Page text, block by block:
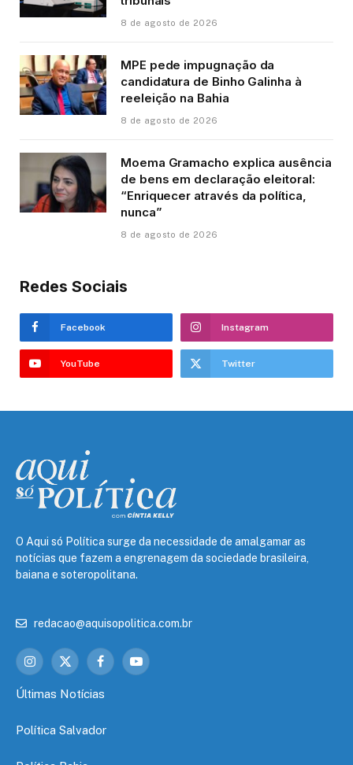
8 de agosto de 2026
MPE pede impugnação da
candidatura de Binho Galinha à
reeleição na Bahia
8 de agosto de 2026
Moema Gramacho explica ausência
de bens em declaração eleitoral:
“Enriquecer através da política,
nunca”
8 de agosto de 2026
Redes Sociais
Facebook Instagram
YouTube Twitter
O Aqui só Política surge da necessidade de amalgamar as
notícias que fazem a engrenagem da sociedade brasileira,
baiana e soteropolitana.
redacao@aquisopolitica.com.br
Instagram
X
FacebookYouTube
Últimas Notícias
Política Salvador